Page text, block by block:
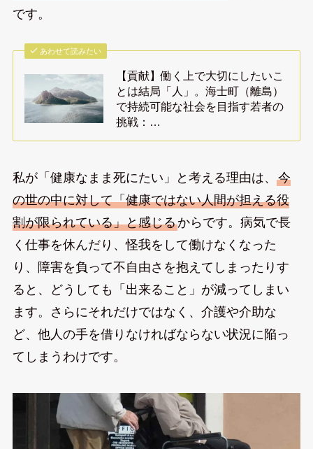
です。
あわせて読みたい
【貢献】働く上で大切にしたいこ
とは結局「人」。海士町（離島）
で持続可能な社会を目指す若者の
挑戦：…
私が「健康なまま死にたい」と考える理由は、 今
の世の中に対して「健康ではない人間が担える役
割が限られている」と感じるからです。病気で長
く仕事を休んだり、怪我をして働けなくなった
り、障害を負って不自由さを抱えてしまったりす
ると、どうしても「出来ること」が減ってしまい
ます。さらにそれだけではなく、介護や介助な
ど、他人の手を借りなければならない状況に陥っ
てしまうわけです。